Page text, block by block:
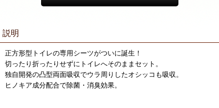
説明
正方形型トイレの専用シーツがついに誕生！
切ったり折ったりせずにトイレへそのままセット。
独自開発の凸型両面吸収でウラ周りしたオシッコも吸収。
ヒノキア成分配合で除菌・消臭効果。